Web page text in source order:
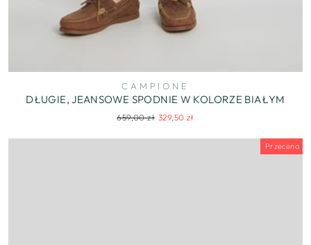
CAMPIONE
DŁUGIE, JEANSOWE SPODNIE W KOLORZE BIAŁYM
Regularna
659,00 zł Cena
329,50 zł
Przecena